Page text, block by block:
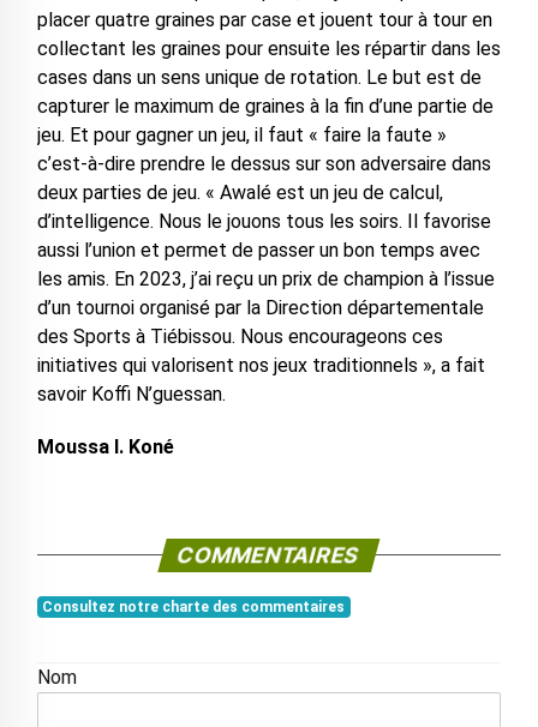
placer quatre graines par case et jouent tour à tour en
collectant les graines pour ensuite les répartir dans les
cases dans un sens unique de rotation. Le but est de
capturer le maximum de graines à la fin d’une partie de
jeu. Et pour gagner un jeu, il faut « faire la faute »
c’est-à-dire prendre le dessus sur son adversaire dans
deux parties de jeu. « Awalé est un jeu de calcul,
d’intelligence. Nous le jouons tous les soirs. Il favorise
aussi l’union et permet de passer un bon temps avec
les amis. En 2023, j’ai reçu un prix de champion à l’issue
d’un tournoi organisé par la Direction départementale
des Sports à Tiébissou. Nous encourageons ces
initiatives qui valorisent nos jeux traditionnels », a fait
savoir Koffi N’guessan.
Moussa I. Koné
COMMENTAIRES
Consultez notre charte des commentaires
Nom